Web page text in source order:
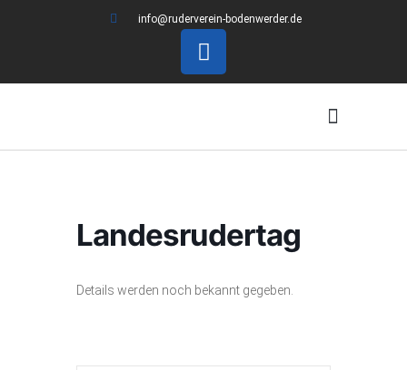
info@ruderverein-bodenwerder.de
Landesrudertag
Details werden noch bekannt gegeben.